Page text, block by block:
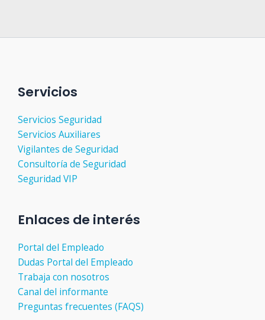
Servicios
Servicios Seguridad
Servicios Auxiliares
Vigilantes de Seguridad
Consultoría de Seguridad
Seguridad VIP
Enlaces de interés
Portal del Empleado
Dudas Portal del Empleado
Trabaja con nosotros
Canal del informante
Preguntas frecuentes (FAQS)